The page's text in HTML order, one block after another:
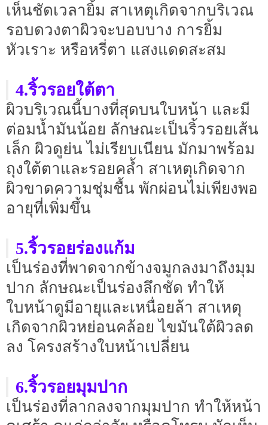
เห็นชัดเวลายิ้ม สาเหตุเกิดจากบริเวณ
รอบดวงตาผิวจะบอบบาง การยิ้ม
หัวเราะ หรือหรี่ตา แสงแดดสะสม
4.ริ้วรอยใต้ตา
ผิวบริเวณนี้บางที่สุดบนใบหน้า และมี
ต่อมน้ำมันน้อย ลักษณะเป็นริ้วรอยเส้น
เล็ก ผิวดูย่น ไม่เรียบเนียน มักมาพร้อม
ถุงใต้ตาและรอยคล้ำ สาเหตุเกิดจาก
ผิวขาดความชุ่มชื้น พักผ่อนไม่เพียงพอ
อายุที่เพิ่มขึ้น
5.ริ้วรอยร่องแก้ม
เป็นร่องที่พาดจากข้างจมูกลงมาถึงมุม
ปาก ลักษณะเป็นร่องลึกชัด ทำให้
ใบหน้าดูมีอายุและเหนื่อยล้า สาเหตุ
เกิดจากผิวหย่อนคล้อย ไขมันใต้ผิวลด
ลง โครงสร้างใบหน้าเปลี่ยน
6.ริ้วรอยมุมปาก
เป็นร่องที่ลากลงจากมุมปาก ทำให้หน้า